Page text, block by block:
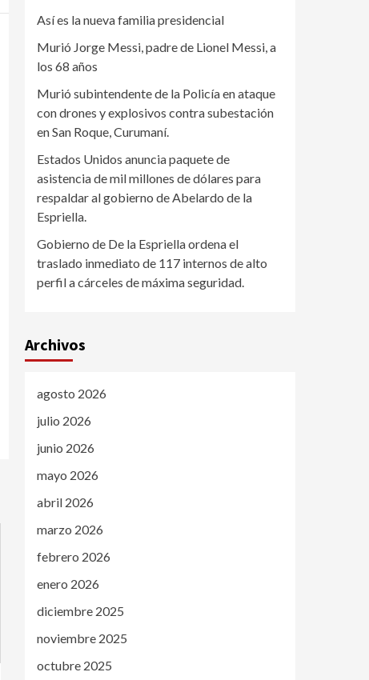
Así es la nueva familia presidencial
Murió Jorge Messi, padre de Lionel Messi, a
los 68 años
Murió subintendente de la Policía en ataque
con drones y explosivos contra subestación
en San Roque, Curumaní.
Estados Unidos anuncia paquete de
asistencia de mil millones de dólares para
respaldar al gobierno de Abelardo de la
Espriella.
Gobierno de De la Espriella ordena el
traslado inmediato de 117 internos de alto
perfil a cárceles de máxima seguridad.
Archivos
agosto 2026
julio 2026
junio 2026
mayo 2026
abril 2026
marzo 2026
febrero 2026
enero 2026
diciembre 2025
noviembre 2025
octubre 2025